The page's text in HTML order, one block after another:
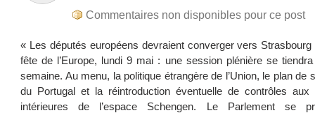
Commentaires non disponibles pour ce post
« Les députés européens devraient converger vers
fête de l’Europe, lundi 9 mai : une session plénière se
semaine. Au menu, la politique étrangère de l’Union, le plan de
du Portugal et la réintroduction éventuelle de contrôles aux
intérieures de l’espace Schengen. Le Parlement se